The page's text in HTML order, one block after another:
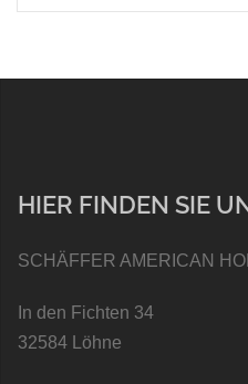
HIER FINDEN SIE
SCHÄFFER AMERICAN
In den Fichten 34
32584 Löhne